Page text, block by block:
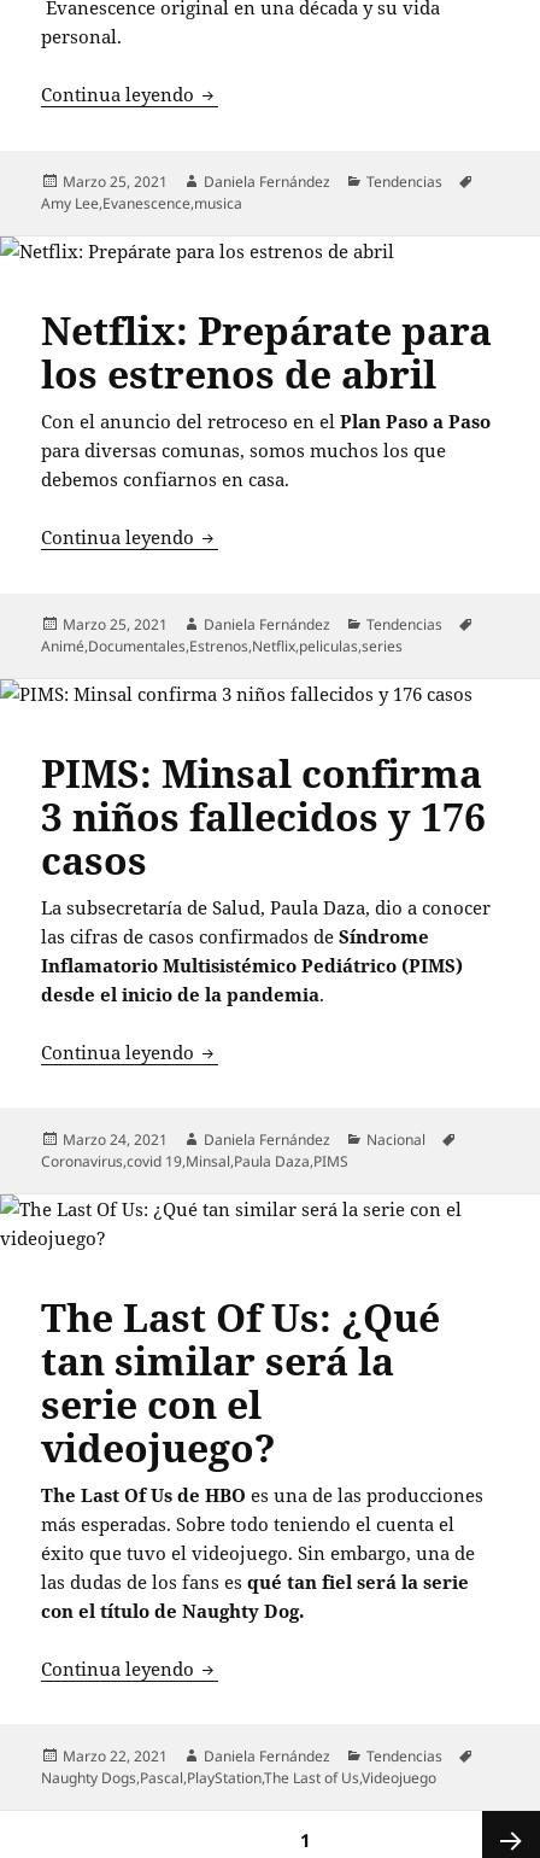
Evanescence original en una década y su vida
personal.
Continua leyendo Amy Lee de Evanescence: “Al menos
Publicado
el
Marzo 25, 2021 Autor
Daniela Fernández Categorías
Tendencias
Amy Lee,Evanescence,musica
Netflix: Prepárate para
los estrenos de abril
Con el anuncio del retroceso en elPlan Paso a Paso
para diversas comunas, somos muchos los que
debemos confiarnos en casa.
Continua leyendo Netflix: Prepárate para los estrenos de
Publicado
el
Marzo 25, 2021 Autor
Daniela Fernández Categorías
Tendencias
Animé,Documentales,Estrenos,Netflix,peliculas,series
PIMS: Minsal confirma
3 niños fallecidos y 176
casos
La subsecretaría de Salud, Paula Daza, dio a conocer
las cifras de casos confirmados deSíndrome
Inflamatorio Multisistémico Pediátrico (PIMS)
desde el inicio de la pandemia.
Continua leyendo PIMS: Minsal confirma 3 niños
Publicado
el
Marzo 24, 2021 Autor
Daniela Fernández Categorías
Nacional
Coronavirus,covid 19,Minsal,Paula Daza,PIMS
The Last Of Us: ¿Qué
tan similar será la
serie con el
videojuego?
The Last Of Us de HBO es una de las producciones
más esperadas. Sobre todo teniendo el cuenta el
éxito que tuvo el videojuego. Sin embargo, una de
las dudas de los fans es qué tan fiel será la serie
con el título de Naughty Dog.
Continua leyendo The Last Of Us: ¿Qué tan similar será
Publicado
el
Marzo 22, 2021 Autor
Daniela Fernández Categorías
Tendencias
Naughty Dogs,Pascal,PlayStation,The Last of Us,Videojuego
1